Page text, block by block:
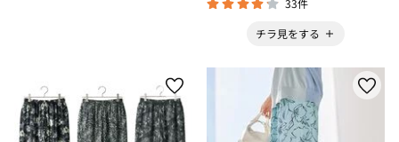
33件
チラ見をする